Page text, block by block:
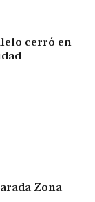
cerró en
Zona